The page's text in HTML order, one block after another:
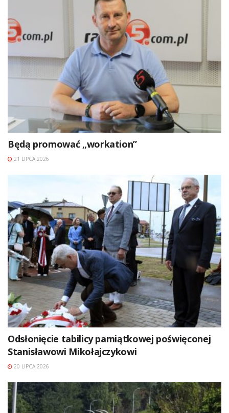
Będą promować „workation”
21 LIPCA 2026
Odsłonięcie tabilicy pamiątkowej poświęconej
Stanisławowi Mikołajczykowi
20 LIPCA 2026